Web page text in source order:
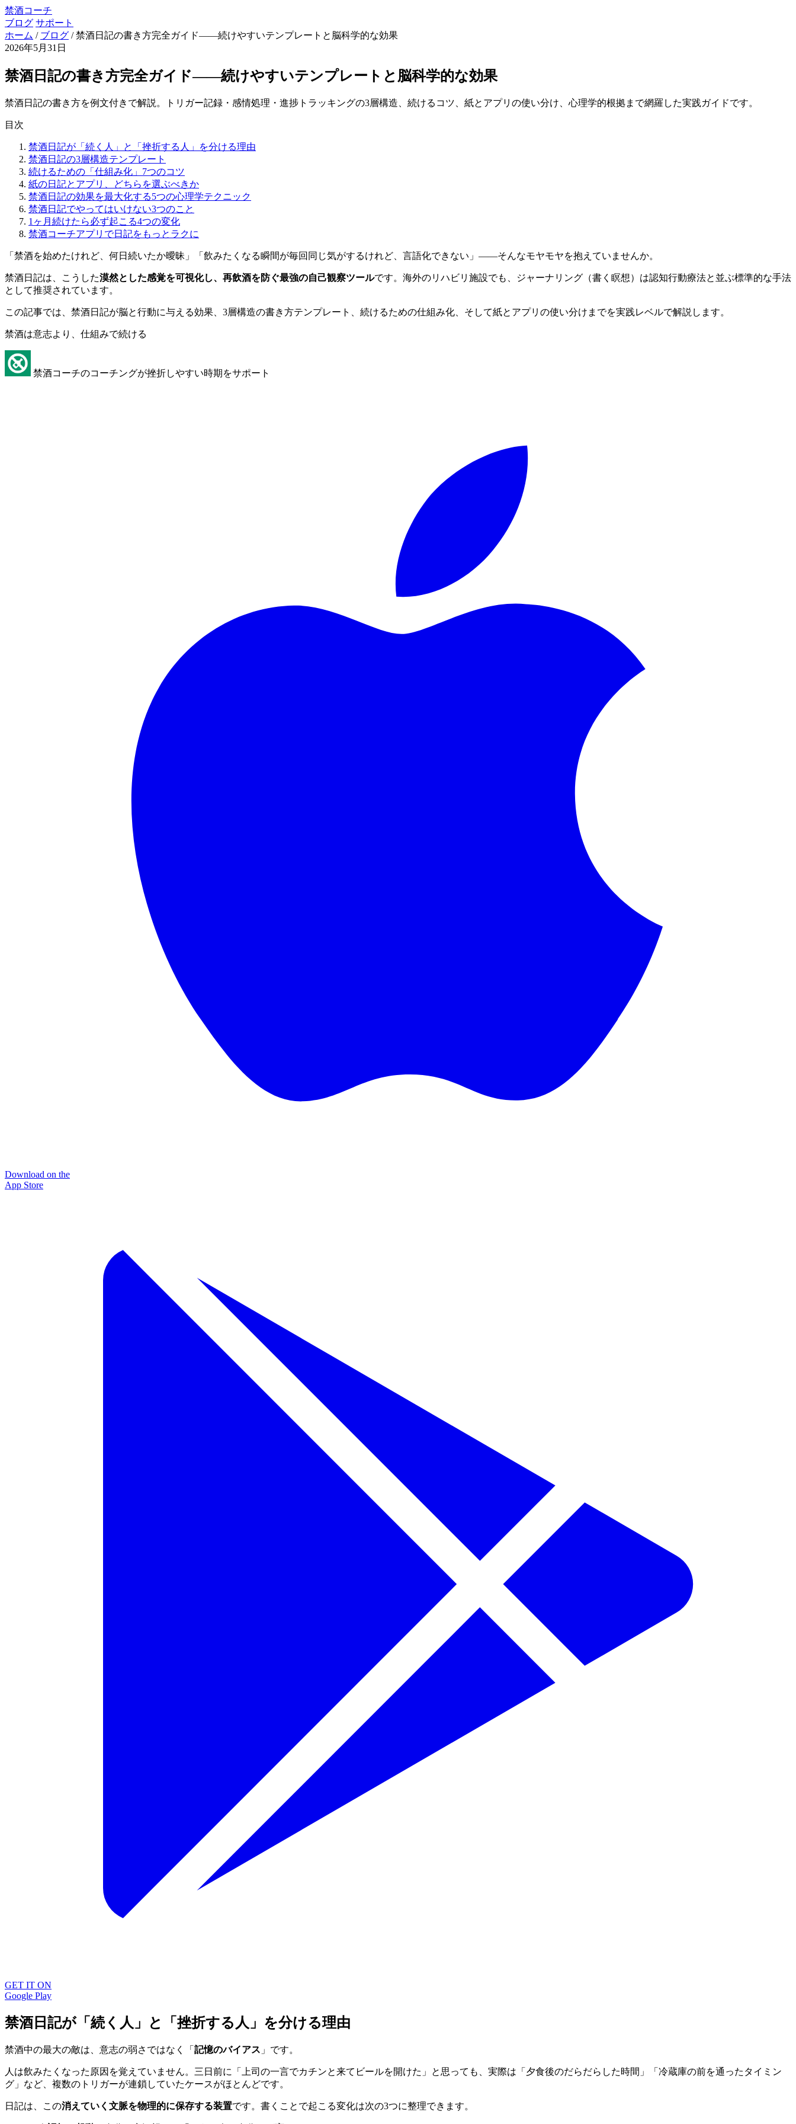
禁酒コーチ
ブログ サポート
ホーム / ブログ / 禁酒日記の書き方完全ガイド——続けやすいテンプレートと脳科学的な効果
2026年5月31日
禁酒日記の書き方完全ガイド——続けやすいテンプレートと脳科学的な効果
禁酒日記の書き方を例文付きで解説。トリガー記録・感情処理・進捗トラッキングの3層構造、続けるコツ、紙とアプリの使い分け、心理学的根拠まで網羅した実践ガイドです。
目次
禁酒日記が「続く人」と「挫折する人」を分ける理由
禁酒日記の3層構造テンプレート
続けるための「仕組み化」7つのコツ
紙の日記とアプリ、どちらを選ぶべきか
禁酒日記の効果を最大化する5つの心理学テクニック
禁酒日記でやってはいけない3つのこと
1ヶ月続けたら必ず起こる4つの変化
禁酒コーチアプリで日記をもっとラクに
「禁酒を始めたけれど、何日続いたか曖昧」「飲みたくなる瞬間が毎回同じ気がするけれど、言語化できない」——そんなモヤモヤを抱えていませんか。
禁酒日記は、こうした漠然とした感覚を可視化し、再飲酒を防ぐ最強の自己観察ツールです。海外のリハビリ施設でも、ジャーナリング（書く瞑想）は認知行動療法と並ぶ標準的な手法
として推奨されています。
この記事では、禁酒日記が脳と行動に与える効果、3層構造の書き方テンプレート、続けるための仕組み化、そして紙とアプリの使い分けまでを実践レベルで解説します。
禁酒は意志より、仕組みで続ける
禁酒コーチのコーチングが挫折しやすい時期をサポート
Download on the
App Store
GET IT ON
Google Play
禁酒日記が「続く人」と「挫折する人」を分ける理由
禁酒中の最大の敵は、意志の弱さではなく「 記憶のバイアス 」です。
人は飲みたくなった原因を覚えていません。三日前に「上司の一言でカチンと来てビールを開けた」と思っても、実際は「夕食後のだらだらした時間」「冷蔵庫の前を通ったタイミン
グ」など、複数のトリガーが連鎖していたケースがほとんどです。
日記は、この消えていく文脈を物理的に保存する装置です。書くことで起こる変化は次の3つに整理できます。